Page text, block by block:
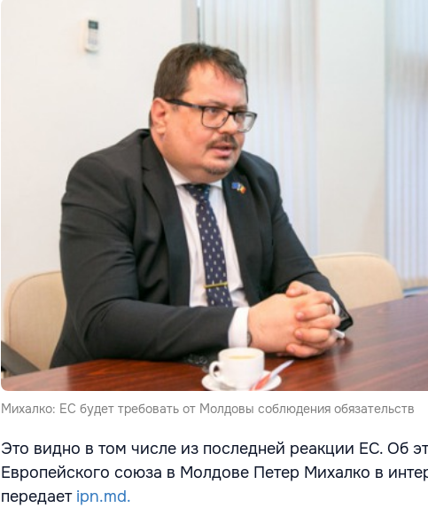
Михалко: ЕС будет требовать от Молдовы соблюдения обязательств
Это видно в том числе из последней реакции ЕС. Об
Европейского союза в Молдове Петер Михалко в
передает ipn.md.